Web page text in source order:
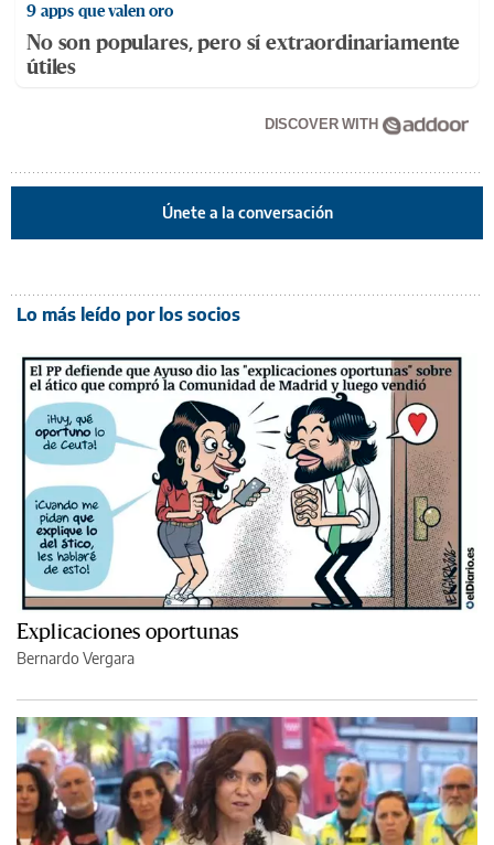
9 apps que valen oro
No son populares, pero sí extraordinariamente
útiles
DISCOVER WITH
Únete a la conversación
Lo más leído por los socios
Explicaciones oportunas
Bernardo Vergara